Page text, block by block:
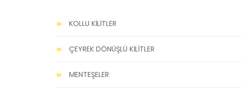
KOLLU KİLİTLER
ÇEYREK DÖNÜŞLÜ KİLİTLER
MENTEŞELER